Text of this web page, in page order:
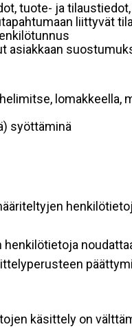
tuote- ja
liittyvät
lomakkeella,
syöttäminä
käsittely on